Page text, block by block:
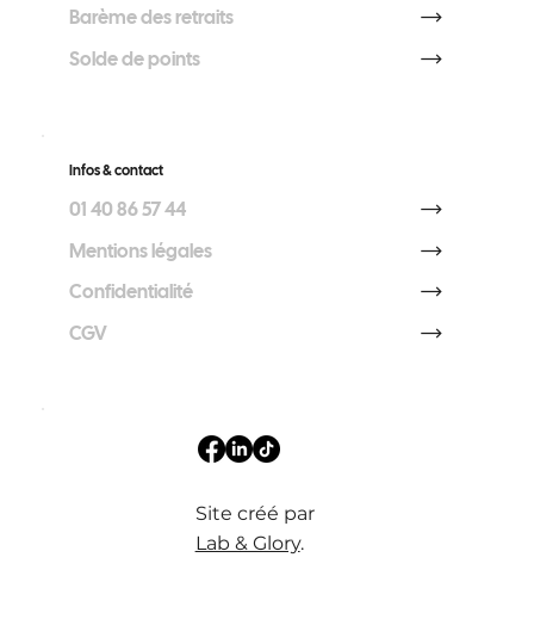
Barème des retraits
Solde de points
Site créé par
Lab & Glory.
Infos & contact
01 40 86 57 44
Mentions légales
Confidentialité
CGV